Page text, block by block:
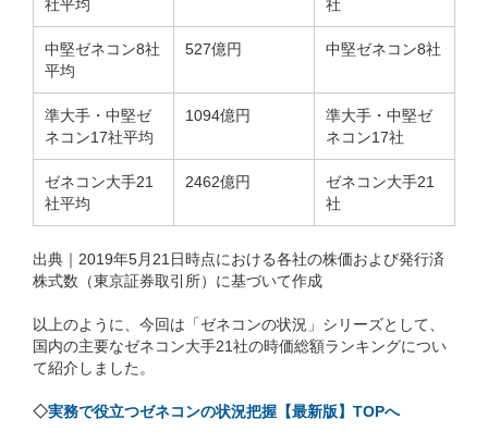
社平均 社
中堅ゼネコン8社
平均
527億円 中堅ゼネコン8社
準大手・中堅ゼ
ネコン17社平均
1094億円
準大手・中堅ゼ
ネコン17社
ゼネコン大手21
社平均
2462億円
ゼネコン大手21
社
出典｜2019年5月21日時点における各社の株価および発行済
株式数（東京証券取引所）に基づいて作成
以上のように、今回は「ゼネコンの状況」シリーズとして、
国内の主要なゼネコン大手21社の時価総額ランキングについ
て紹介しました。
◇実務で役立つゼネコンの状況把握【最新版】TOPへ